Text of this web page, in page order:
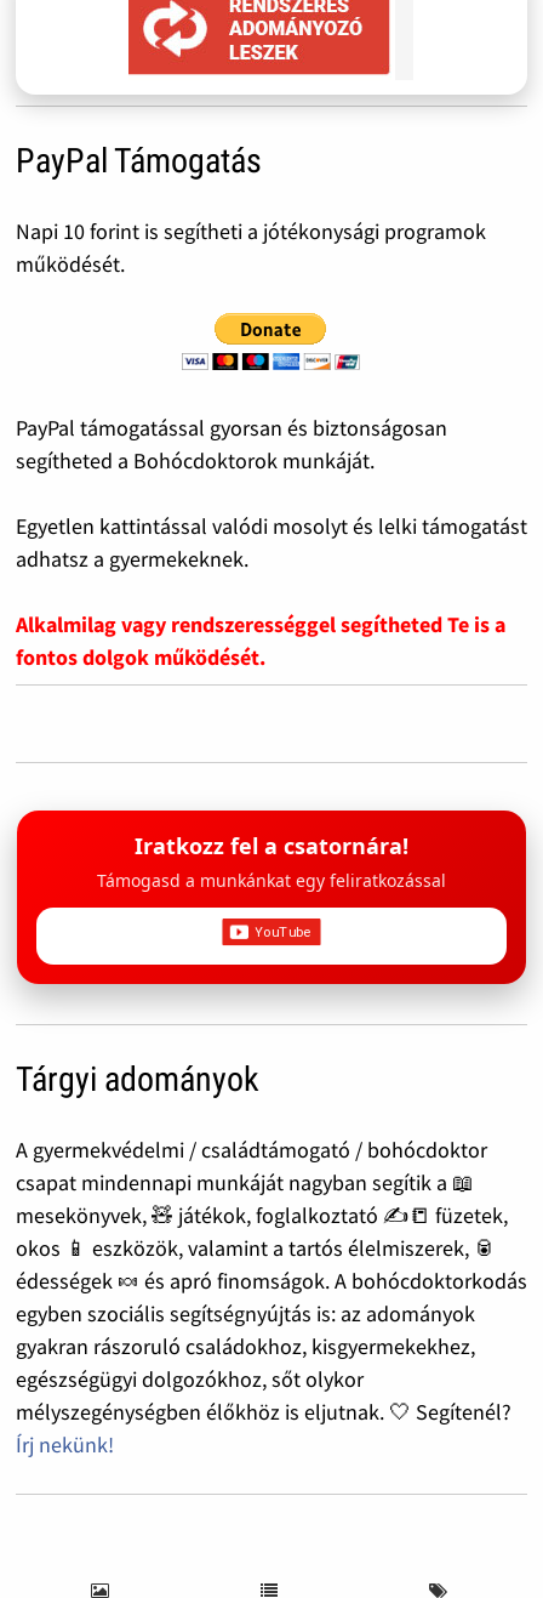
PayPal Támogatás
Napi 10 forint is segítheti a jótékonysági programok
működését.
PayPal támogatással gyorsan és biztonságosan
segítheted a Bohócdoktorok munkáját.
Egyetlen kattintással valódi mosolyt és lelki támogatást
adhatsz a gyermekeknek.
Alkalmilag vagy rendszerességgel segítheted Te is a
fontos dolgok működését.
Iratkozz fel a csatornára!
Támogasd a munkánkat egy feliratkozással
Tárgyi adományok
A gyermekvédelmi / családtámogató / bohócdoktor
csapat mindennapi munkáját nagyban segítik a 📖
mesekönyvek, 🧸 játékok, foglalkoztató ✍️📒 füzetek,
okos 📱 eszközök, valamint a tartós élelmiszerek, 🥫
édességek 🍬 és apró finomságok. A bohócdoktorkodás
egyben szociális segítségnyújtás is: az adományok
gyakran rászoruló családokhoz, kisgyermekekhez,
egészségügyi dolgozókhoz, sőt olykor
mélyszegénységben élőkhöz is eljutnak. 🤍 Segítenél?
Írj nekünk!